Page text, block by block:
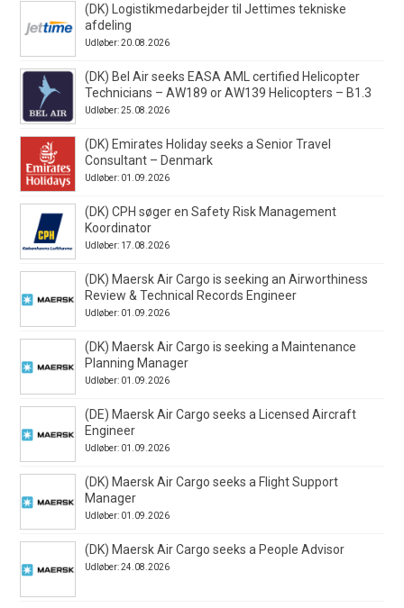
(DK) Logistikmedarbejder til Jettimes tekniske
afdeling
Udløber: 20.08.2026
(DK) Bel Air seeks EASA AML certified Helicopter
Technicians – AW189 or AW139 Helicopters – B1.3
Udløber: 25.08.2026
(DK) Emirates Holiday seeks a Senior Travel
Consultant – Denmark
Udløber: 01.09.2026
(DK) CPH søger en Safety Risk Management
Koordinator
Udløber: 17.08.2026
(DK) Maersk Air Cargo is seeking an Airworthiness
Review & Technical Records Engineer
Udløber: 01.09.2026
(DK) Maersk Air Cargo is seeking a Maintenance
Planning Manager
Udløber: 01.09.2026
(DE) Maersk Air Cargo seeks a Licensed Aircraft
Engineer
Udløber: 01.09.2026
(DK) Maersk Air Cargo seeks a Flight Support
Manager
Udløber: 01.09.2026
(DK) Maersk Air Cargo seeks a People Advisor
Udløber: 24.08.2026